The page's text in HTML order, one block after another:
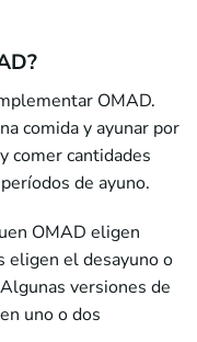
OMAD.
comida y ayunar por
comer cantidades
de ayuno.
OMAD eligen
eligen el desayuno o
versiones de
uno o dos